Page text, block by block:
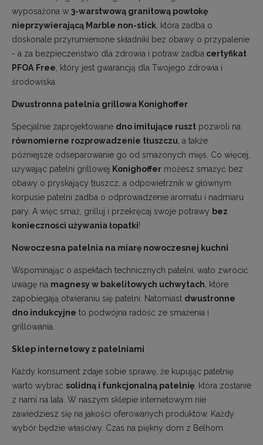
wyposażona w 3-warstwową granitową powłokę
nieprzywierającą Marble non-stick , która zadba o
doskonale przyrumienione składniki bez obawy o przypalenie
- a za bezpieczeństwo dla zdrowia i potraw zadba certyfikat
PFOA Free , który jest gwarancją dla Twojego zdrowia i
środowiska.
Dwustronna patelnia grillowa Konighoffer
Specjalnie zaprojektowane dno imitujące ruszt pozwoli na
równomierne rozprowadzenie tłuszczu , a także
późniejsze odseparowanie go od smażonych mięs. Co więcej,
używając patelni grillowej Konighoffer możesz smażyć bez
obawy o pryskający tłuszcz, a odpowietrznik w głównym
korpusie patelni zadba o odprowadzenie aromatu i nadmiaru
pary. A więc smaż, grilluj i przekręcaj swoje potrawy bez
konieczności używania łopatki!
Nowoczesna patelnia na miarę nowoczesnej kuchni
Wspominając o aspektach technicznych patelni, wato zwrócić
uwagę na magnesy w bakelitowych uchwytach , które
zapobiegają otwieraniu się patelni. Natomiast dwustronne
dno indukcyjne to podwójna radość ze smażenia i
grillowania.
Sklep internetowy z patelniami
Każdy konsument zdaje sobie sprawę, że kupując patelnię
warto wybrać solidną i funkcjonalną patelnię , która zostanie
z nami na lata. W naszym sklepie internetowym nie
zawiedziesz się na jakości oferowanych produktów. Każdy
wybór będzie właściwy. Czas na piękny dom z Belhom